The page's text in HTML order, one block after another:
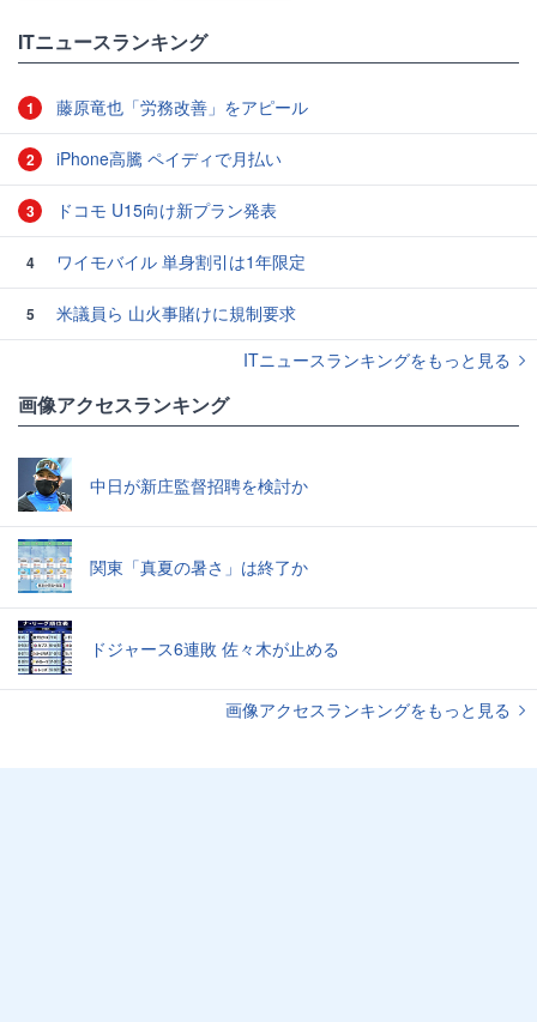
ITニュースランキング
1 藤原竜也「労務改善」をアピール
2 iPhone高騰 ペイディで月払い
3 ドコモ U15向け新プラン発表
4 ワイモバイル 単身割引は1年限定
5
米議員ら 山火事賭けに規制要求
ITニュースランキングをもっと見る
画像アクセスランキング
中日が新庄監督招聘を検討か
関東「真夏の暑さ」は終了か
ドジャース6連敗 佐々木が止める
画像アクセスランキングをもっと見る